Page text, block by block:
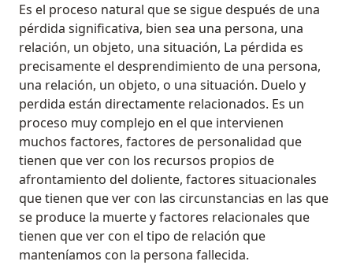
Es el proceso natural que se sigue después de una
pérdida significativa, bien sea una persona, una
relación, un objeto, una situación, La pérdida es
precisamente el desprendimiento de una persona,
una relación, un objeto, o una situación. Duelo y
perdida están directamente relacionados. Es un
proceso muy complejo en el que intervienen
muchos factores, factores de personalidad que
tienen que ver con los recursos propios de
afrontamiento del doliente, factores situacionales
que tienen que ver con las circunstancias en las que
se produce la muerte y factores relacionales que
tienen que ver con el tipo de relación que
manteníamos con la persona fallecida.